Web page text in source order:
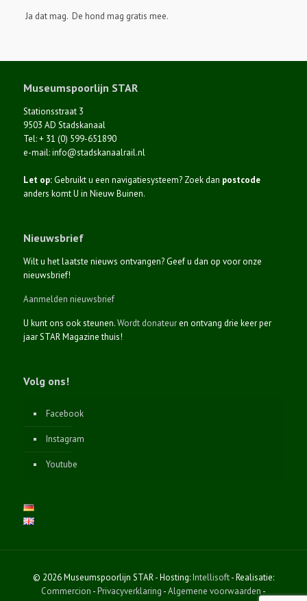
Ja dat mag. De hond mag gratis mee.
Museumspoorlijn STAR
Stationsstraat 3
9503 AD Stadskanaal
Tel: + 31 (0) 599-651890
e-mail: info@stadskanaalrail.nl
Let op:Gebruikt u een navigatiesysteem? Zoek dan postcode
anders komt U in Nieuw Buinen.
Nieuwsbrief
Wilt u het laatste nieuws ontvangen? Geef u dan op voor onze
nieuwsbrief!
Aanmelden nieuwsbrief
U kunt ons ook steunen.Wordt donateuren ontvang drie keer per
jaar STAR Magazine thuis!
Volg ons!
Facebook
Instagram
Youtube
© 2026 Museumspoorlijn STAR - Hosting:Intellisoft- Realisatie:
Commercion -Privacyverklaring -Algemene voorwaarden -